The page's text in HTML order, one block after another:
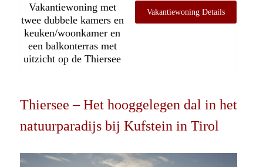
Vakantiewoning met
twee dubbele kamers en
keuken/woonkamer en
een balkonterras met
uitzicht op de Thiersee
Vakantiewoning Details
Thiersee – Het hooggelegen dal in het
natuurparadijs bij Kufstein in Tirol